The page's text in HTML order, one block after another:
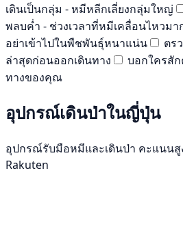
เดินเป็นกลุ่ม - หมีหลีกเลี่ยงกลุ่มใหญ่
พลบค่ำ - ช่วงเวลาที่หมีเคลื่อนไหวม
อย่าเข้าไปในพืชพันธุ์หนาแน่น
ตร
ล่าสุดก่อนออกเดินทาง
บอกใครสั
ทางของคุณ
อุปกรณ์เดินป่าในญี่ปุ่น
อุปกรณ์รับมือหมีและเดินป่า คะแนนสู
Rakuten